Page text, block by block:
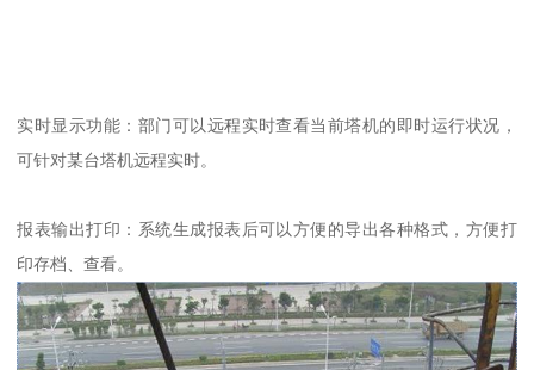
实时显示功能：部门可以远程实时查看当前塔机的即时运行状况，
可针对某台塔机远程实时。
报表输出打印：系统生成报表后可以方便的导出各种格式，方便打
印存档、查看。